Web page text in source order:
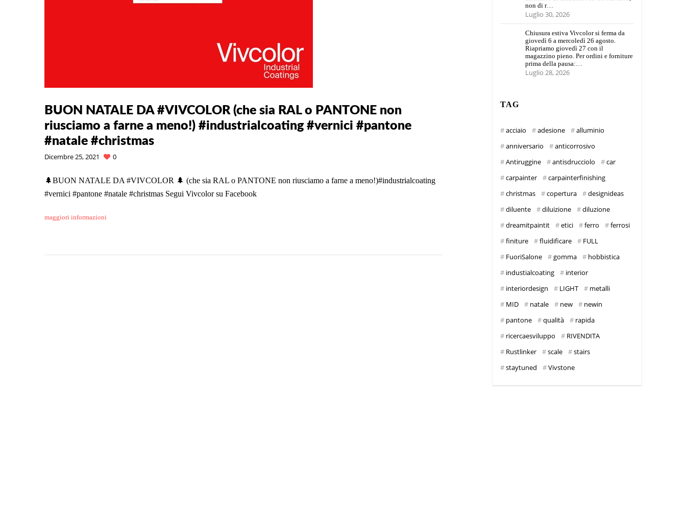
BUON NATALE DA #VIVCOLOR (che sia RAL o PANTONE non
riusciamo a farne a meno!) #industrialcoating #vernici #pantone
#natale #christmas
Dicembre 25, 2021 0
🌲BUON NATALE DA #VIVCOLOR 🌲 (che sia RAL o PANTONE non riusciamo a farne a meno!)#industrialcoating
#vernici #pantone #natale #christmas Segui Vivcolor su Facebook
maggiori informazioni
non di r…
Luglio 30, 2026
Chiusura estiva Vivcolor si ferma da
giovedì 6 a mercoledì 26 agosto.
Riapriamo giovedì 27 con il
magazzino pieno. Per ordini e forniture
prima della pausa:…
Luglio 28, 2026
TAG
acciaio adesione
alluminio
anniversario
anticorrosivo
Antiruggine
antisdrucciolo
car
carpainter
carpainterfinishing
christmas
copertura
designideas
diluente
diluizione
diluzione
dreamitpaintit
etici ferro
ferrosi
finiture
fluidificare
FULL
FuoriSalone
gomma
hobbistica
industialcoating
interior
interiordesign
LIGHT
metalli
MID
natale new
newin
pantone
qualità
rapida
ricercaesviluppo
RIVENDITA
Rustlinker
scale
stairs
staytuned
Vivstone